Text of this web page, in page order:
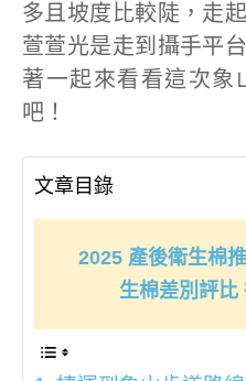
多且坡度比較陡，走
萱萱光是走到攝手平
著一起來看看這次象
吧！
文章目錄
2025 產後衛生棉
生棉差別評比